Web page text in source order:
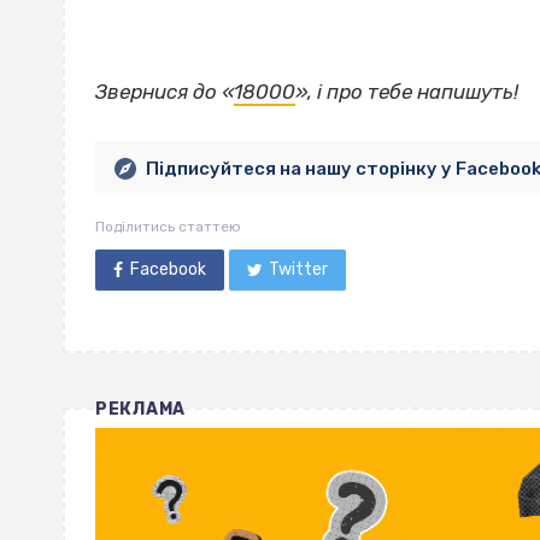
Звернися до «18000», і про тебе напишуть!
Підписуйтеся на нашу сторінку у Facebook
Поділитись статтею
Facebook Twitter
РЕКЛАМА